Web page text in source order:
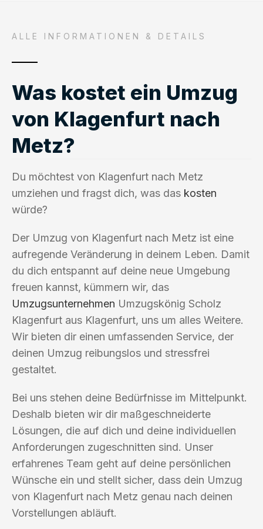
ALLE INFORMATIONEN & DETAILS
Was kostet ein Umzug
von Klagenfurt nach
Metz?
Du möchtest von Klagenfurt nach Metz
umziehen und fragst dich, was das kosten
würde?
Der Umzug von Klagenfurt nach Metz ist eine
aufregende Veränderung in deinem Leben. Damit
du dich entspannt auf deine neue Umgebung
freuen kannst, kümmern wir, das
Umzugsunternehmen Umzugskönig Scholz
Klagenfurt aus Klagenfurt, uns um alles Weitere.
Wir bieten dir einen umfassenden Service, der
deinen Umzug reibungslos und stressfrei
gestaltet.
Bei uns stehen deine Bedürfnisse im Mittelpunkt.
Deshalb bieten wir dir maßgeschneiderte
Lösungen, die auf dich und deine individuellen
Anforderungen zugeschnitten sind. Unser
erfahrenes Team geht auf deine persönlichen
Wünsche ein und stellt sicher, dass dein Umzug
von Klagenfurt nach Metz genau nach deinen
Vorstellungen abläuft.